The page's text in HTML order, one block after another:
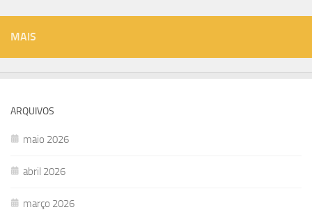
MAIS
ARQUIVOS
maio 2026
abril 2026
março 2026